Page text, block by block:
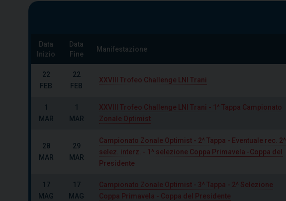
Data
Inizio
Data
Fine
Manifestazione
22
FEB
22
FEB
XXVIII Trofeo Challenge LNI Trani
1
MAR
1
MAR
XXVIII Trofeo Challenge LNI Trani - 1^ Tappa Campionato
Zonale Optimist
28
MAR
29
MAR
Campionato Zonale Optimist - 2^ Tappa - Eventuale rec. 2^
selez. interz. - 1^ selezione Coppa Primavela -Coppa del
Presidente
17
MAG
17
MAG
Campionato Zonale Optimist - 3^ Tappa - 2^ Selezione
Coppa Primavela - Coppa del Presidente